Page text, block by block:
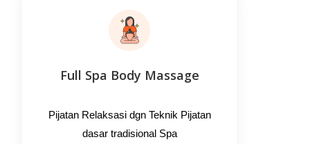
Full Spa Body Massage
Pijatan Relaksasi dgn Teknik Pijatan
dasar tradisional Spa